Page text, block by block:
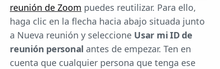
reunión de Zoom puedes reutilizar. Para ello,
haga clic en la flecha hacia abajo situada junto
a Nueva reunión y seleccione Usar mi ID de
reunión personal antes de empezar. Ten en
cuenta que cualquier persona que tenga ese